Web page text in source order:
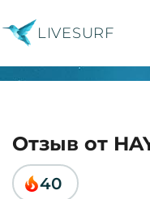
LIVESURF
Отзыв от
40